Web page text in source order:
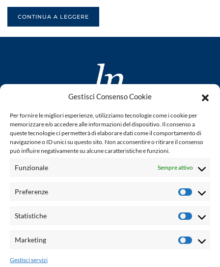
Gestisci Consenso Cookie
Per fornire le migliori esperienze, utilizziamo tecnologie come i cookie per
memorizzare e/o accedere alle informazioni del dispositivo. Il consenso a
queste tecnologie ci permetterà di elaborare dati come il comportamento di
navigazione o ID unici su questo sito. Non acconsentire o ritirare il consenso
può influire negativamente su alcune caratteristiche e funzioni.
Funzionale Sempre attivo
Preferenze
Statistiche
Marketing
Gestisci servizi
CONTINUA A LEGGERE
www.laletteraturaenoi.it
fondato da Romano Luperini
Questo blog non rappresenta una testata giornalistica in
quanto viene aggiornato senza alcuna periodicità. Non può
legge n° 62 del 7.03.2001. L'autore non è responsabile per
email: